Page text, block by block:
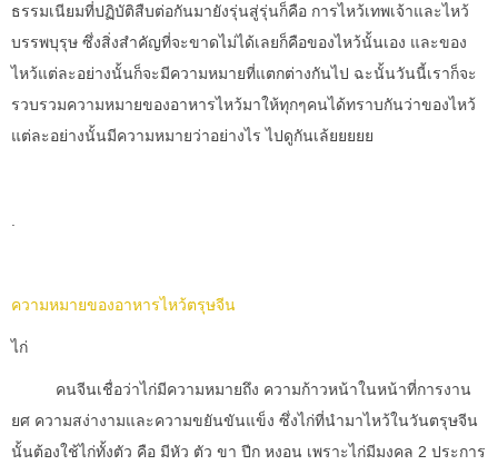
ธรรมเนียมที่ปฏิบัติสืบต่อกันมายังรุ่นสู่รุ่นก็คือ การไหว้เทพเจ้าและไหว้
บรรพบุรุษ ซึ่งสิ่งสำคัญที่จะขาดไม่ได้เลยก็คือของไหว้นั้นเอง และของ
ไหว้แต่ละอย่างนั้นก็จะมีความหมายที่แตกต่างกันไป ฉะนั้นวันนี้เราก็จะ
รวบรวมความหมายของอาหารไหว้มาให้ทุกๆคนได้ทราบกันว่าของไหว้
แต่ละอย่างนั้นมีความหมายว่าอย่างไร ไปดูกันเล้ยยยยย
ความหมายของอาหารไหว้ตรุษจีน
ไก่
คนจีนเชื่อว่าไก่มีความหมายถึง ความก้าวหน้าในหน้าที่การงาน
ยศ ความสง่างามและความขยันขันแข็ง ซึ่งไก่ที่นำมาไหว้ในวันตรุษจีน
นั้นต้องใช้ไก่ทั้งตัว คือ มีหัว ตัว ขา ปีก หงอน เพราะไก่มีมงคล 2 ประการ